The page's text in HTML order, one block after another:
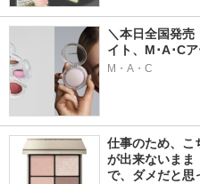
＼本日全国発売
イト、M･A･C
M・A・C
仕事のため、こ
が出来ないまま
で、ダメだと